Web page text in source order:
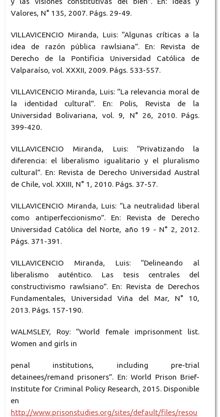
Valores, N° 135, 2007. Págs. 29-49.
VILLAVICENCIO Miranda, Luis: “Algunas críticas a la
idea de razón pública rawlsiana”. En: Revista de
Derecho de la Pontificia Universidad Católica de
Valparaíso, vol. XXXII, 2009. Págs. 533-557.
VILLAVICENCIO Miranda, Luis: “La relevancia moral de
la identidad cultural”. En: Polis, Revista de la
Universidad Bolivariana, vol. 9, N° 26, 2010. Págs.
399-420.
VILLAVICENCIO Miranda, Luis: “Privatizando la
diferencia: el liberalismo igualitario y el pluralismo
cultural”. En: Revista de Derecho Universidad Austral
de Chile, vol. XXIII, N° 1, 2010. Págs. 37-57.
VILLAVICENCIO Miranda, Luis: “La neutralidad liberal
como antiperfeccionismo”. En: Revista de Derecho
Universidad Católica del Norte, año 19 - N° 2, 2012.
Págs. 371-391.
VILLAVICENCIO Miranda, Luis: “Delineando al
liberalismo auténtico. Las tesis centrales del
constructivismo rawlsiano”. En: Revista de Derechos
Fundamentales, Universidad Viña del Mar, N° 10,
2013. Págs. 157-190.
WALMSLEY, Roy: “World female imprisonment list.
Women and girls in
penal institutions, including pre-trial
detainees/remand prisoners”. En: World Prison Brief-
Institute for Criminal Policy Research, 2015. Disponible
en
http://www.prisonstudies.org/sites/default/files/resou